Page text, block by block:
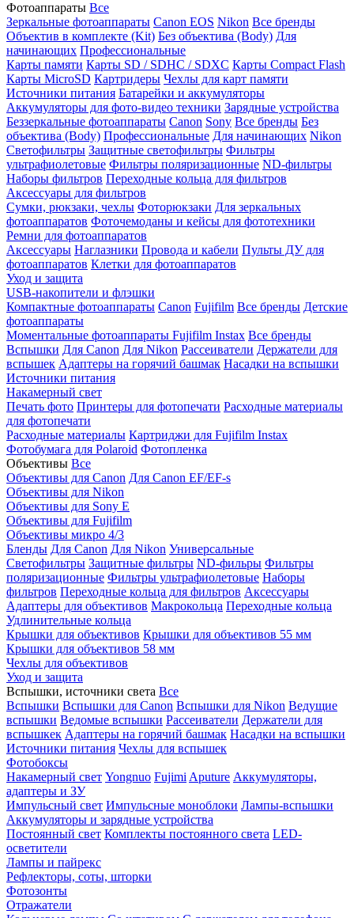
Фотоаппараты Все
Зеркальные фотоаппараты Canon EOS Nikon Все бренды
Объектив в комплекте (Kit) Без объектива (Body) Для
начинающих Профессиональные
Карты памяти Карты SD / SDHC / SDXC Карты Compact Flash
Карты MicroSD Картридеры Чехлы для карт памяти
Источники питания Батарейки и аккумуляторы
Аккумуляторы для фото-видео техники Зарядные устройства
Беззеркальные фотоаппараты Canon Sony Все бренды Без
объектива (Body) Профессиональные Для начинающих Nikon
Светофильтры Защитные светофильтры Фильтры
ультрафиолетовые Фильтры поляризационные ND-фильтры
Наборы фильтров Переходные кольца для фильтров
Аксессуары для фильтров
Сумки, рюкзаки, чехлы Фоторюкзаки Для зеркальных
фотоаппаратов Фоточемоданы и кейсы для фототехники
Ремни для фотоаппаратов
Аксессуары Наглазники Провода и кабели Пульты ДУ для
фотоаппаратов Клетки для фотоаппаратов
Уход и защита
USB-накопители и флэшки
Компактные фотоаппараты Canon Fujifilm Все бренды Детские
фотоаппараты
Моментальные фотоаппараты Fujifilm Instax Все бренды
Вспышки Для Canon Для Nikon Рассеиватели Держатели для
вспышек Адаптеры на горячий башмак Насадки на вспышки
Источники питания
Накамерный свет
Печать фото Принтеры для фотопечати Расходные материалы
для фотопечати
Расходные материалы Картриджи для Fujifilm Instax
Фотобумага для Polaroid Фотопленка
Объективы Все
Объективы для Canon Для Canon EF/EF-s
Объективы для Nikon
Объективы для Sony E
Объективы для Fujifilm
Объективы микро 4/3
Бленды Для Canon Для Nikon Универсальные
Светофильтры Защитные фильтры ND-фильры Фильтры
поляризационные Фильтры ультрафиолетовые Наборы
фильтров Переходные кольца для фильтров Аксессуары
Адаптеры для объективов Макрокольца Переходные кольца
Удлинительные кольца
Крышки для объективов Крышки для объективов 55 мм
Крышки для объективов 58 мм
Чехлы для объективов
Уход и защита
Вспышки, источники света Все
Вспышки Вспышки для Canon Вспышки для Nikon Ведущие
вспышки Ведомые вспышки Рассеиватели Держатели для
вспышкек Адаптеры на горячий башмак Насадки на вспышки
Источники питания Чехлы для вспышек
Фотобоксы
Накамерный свет Yongnuo Fujimi Aputure Аккумуляторы,
адаптеры и ЗУ
Импульсный свет Импульсные моноблоки Лампы-вспышки
Аккумуляторы и зарядные устройства
Постоянный свет Комплекты постоянного света LED-
осветители
Лампы и пайрекс
Рефлекторы, соты, шторки
Фотозонты
Отражатели